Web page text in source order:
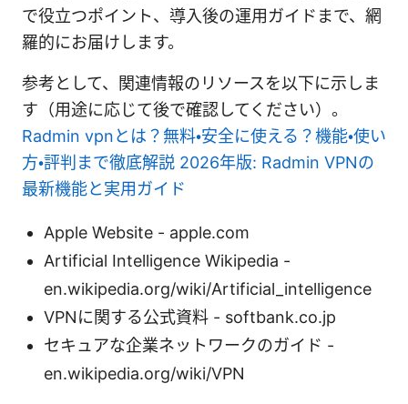
で役立つポイント、導入後の運用ガイドまで、網
羅的にお届けします。
参考として、関連情報のリソースを以下に示しま
す（用途に応じて後で確認してください）。
Radmin vpnとは？無料・安全に使える？機能・使い
方・評判まで徹底解説 2026年版: Radmin VPNの
最新機能と実用ガイド
Apple Website - apple.com
Artificial Intelligence Wikipedia -
en.wikipedia.org/wiki/Artificial_intelligence
VPNに関する公式資料 - softbank.co.jp
セキュアな企業ネットワークのガイド -
en.wikipedia.org/wiki/VPN